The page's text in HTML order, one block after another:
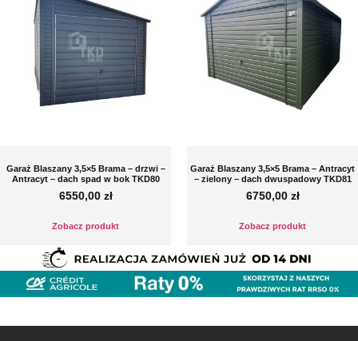
Garaż Blaszany 3,5×5 Brama – drzwi –
Antracyt – dach spad w bok TKD80
6550,00 zł
Zobacz produkt
Garaż Blaszany 3,5×5 Brama – Antracyt
– zielony – dach dwuspadowy TKD81
6750,00 zł
Zobacz produkt